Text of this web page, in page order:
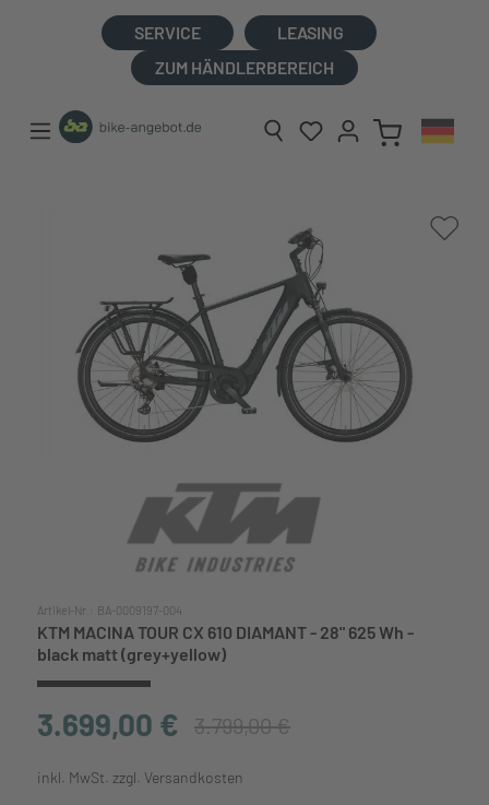
SERVICE
LEASING
ZUM HÄNDLERBEREICH
Artikel-Nr.: BA-0009197-004
KTM MACINA TOUR CX 610 DIAMANT - 28" 625 Wh -
black matt (grey+yellow)
3.699,00 € 3.799,00 €
inkl. MwSt. zzgl. Versandkosten